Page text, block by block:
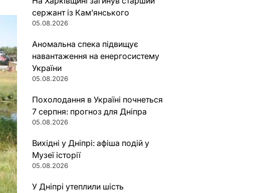
сержант із Кам’янського
05.08.2026
Аномальна спека підвищує
навантаження на енергосистему
України
05.08.2026
Похолодання в Україні почнеться
7 серпня: прогноз для Дніпра
05.08.2026
Вихідні у Дніпрі: афіша подій у
Музеї історії
05.08.2026
У Дніпрі утеплили шість